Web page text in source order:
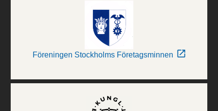
Föreningen Stockholms Företagsminnen